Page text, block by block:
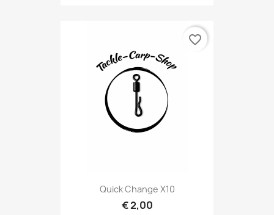
Quick Change X10
€ 2,00
favorite_border